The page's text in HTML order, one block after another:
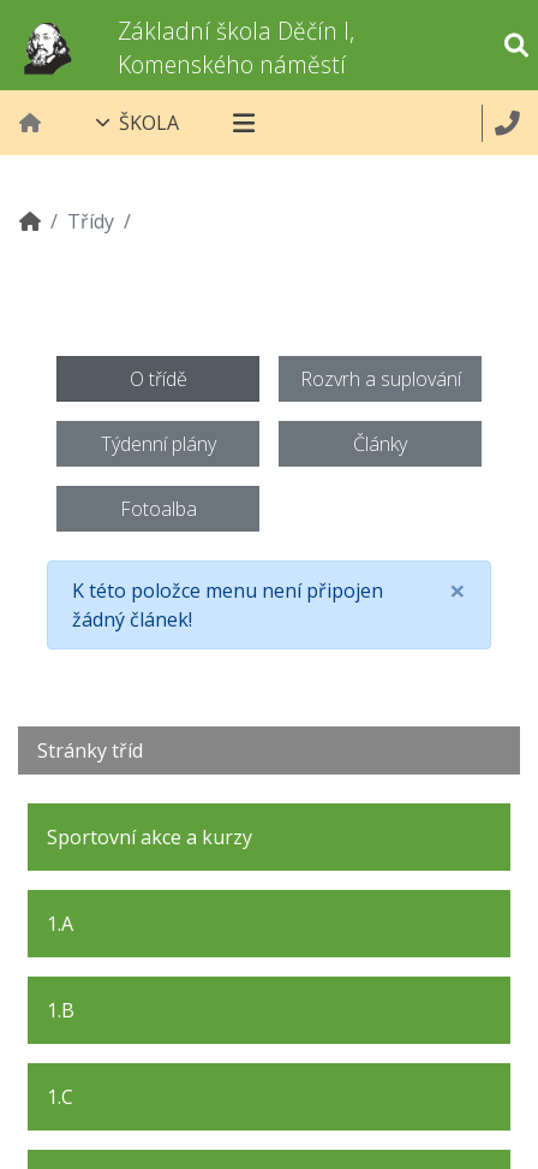
Základní škola Děčín I,
Komenského náměstí
ŠKOLA
Třídy
O třídě Rozvrh a suplování
Týdenní plány Články
Fotoalba
×
K této položce menu není připojen
žádný článek!
Stránky tříd
Sportovní akce a kurzy
1.A
1.B
1.C